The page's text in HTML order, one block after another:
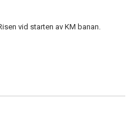
vid starten av KM banan.